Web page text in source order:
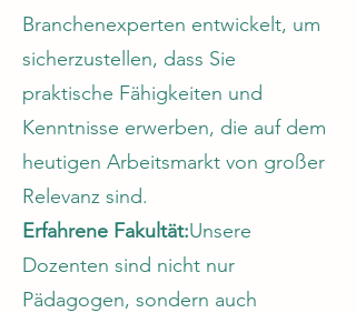
Branchenexperten entwickelt, um
sicherzustellen, dass Sie
praktische Fähigkeiten und
Kenntnisse erwerben, die auf dem
heutigen Arbeitsmarkt von großer
Relevanz sind.
Erfahrene Fakultät:Unsere
Dozenten sind nicht nur
Pädagogen, sondern auch